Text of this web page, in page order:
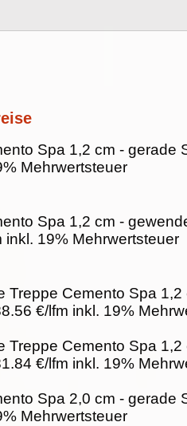
Spa 1,2 cm - gerade
Mehrwertsteuer
Spa 1,2 cm -
inkl. 19% Mehrwertsteuer
Treppe Cemento Spa 1,2
€/lfm inkl. 19%
Treppe Cemento Spa
€/lfm inkl. 19%
Spa 2,0 cm - gerade
Mehrwertsteuer